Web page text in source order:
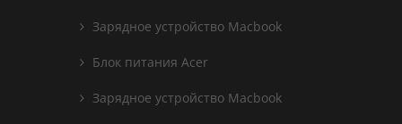
Зарядное устройство Macbook
Блок питания Acer
Зарядное устройство Macbook